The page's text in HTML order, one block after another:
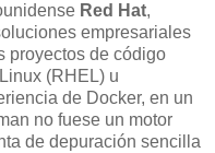
Red Hat,
empresariales
proyectos de código
(RHEL) u
de Docker, en un
no fuese un motor
de depuración sencilla